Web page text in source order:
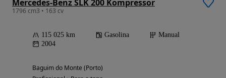
Mercedes-Benz SLK 200 Kompressor
1796 cm3 • 163 cv
115 025 km Gasolina
Manual
2004
Baguim do Monte (Porto)